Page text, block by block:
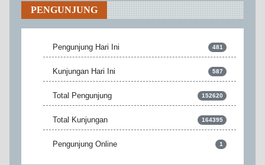
PENGUNJUNG
Pengunjung Hari Ini 481
Kunjungan Hari Ini 587
Total Pengunjung 152620
Total Kunjungan 164395
Pengunjung Online 1